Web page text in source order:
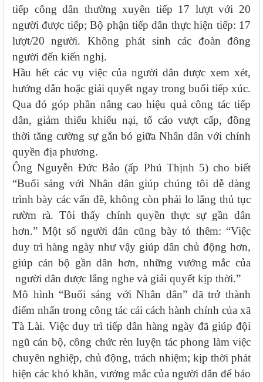
tiếp công dân thường xuyên tiếp 17 lượt với 20
người được tiếp; Bộ phận tiếp dân thực hiện tiếp: 17
lượt/20 người. Không phát sinh các đoàn đông
người đến kiến nghị.
Hầu hết các vụ việc của người dân được xem xét,
hướng dẫn hoặc giải quyết ngay trong buổi tiếp xúc.
Qua đó góp phần nâng cao hiệu quả công tác tiếp
dân, giảm thiểu khiếu nại, tố cáo vượt cấp, đồng
thời tăng cường sự gắn bó giữa Nhân dân với chính
quyền địa phương.
Ông Nguyễn Đức Bảo (ấp Phú Thịnh 5) cho biết
“Buổi sáng với Nhân dân giúp chúng tôi dễ dàng
trình bày các vấn đề, không còn phải lo lắng thủ tục
rườm rà. Tôi thấy chính quyền thực sự gần dân
hơn.” Một số người dân cũng bày tỏ thêm: “Việc
duy trì hàng ngày như vậy giúp dân chủ động hơn,
giúp cán bộ gần dân hơn, những vướng mắc của
người dân được lắng nghe và giải quyết kịp thời.”
Mô hình “Buổi sáng với Nhân dân” đã trở thành
điểm nhấn trong công tác cải cách hành chính của xã
Tà Lài. Việc duy trì tiếp dân hàng ngày đã giúp đội
ngũ cán bộ, công chức rèn luyện tác phong làm việc
chuyên nghiệp, chủ động, trách nhiệm; kịp thời phát
hiện các khó khăn, vướng mắc của người dân để báo